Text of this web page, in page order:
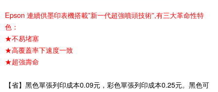
Epson 連續供墨印表機搭載”新一代超強噴頭技術”,有三大革命性特
色：
★不易堵塞
★高覆蓋率下速度一致
★超強壽命
【省】黑色單張列印成本0.09元，彩色單張列印成本0.25元。黑色可